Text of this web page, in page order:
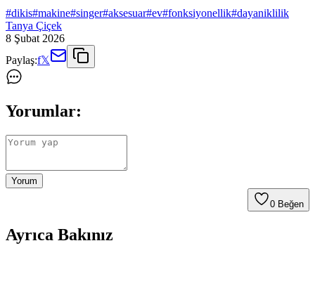
#dikis#makine#singer#aksesuar#ev#fonksiyonellik#dayaniklilik
Tanya Çiçek
8 Şubat 2026
Paylaş:f𝕏
Yorumlar:
Yorum
0 Beğen
Ayrıca Bakınız